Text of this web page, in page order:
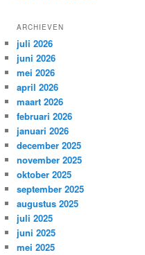
ARCHIEVEN
juli 2026
juni 2026
mei 2026
april 2026
maart 2026
februari 2026
januari 2026
december 2025
november 2025
oktober 2025
september 2025
augustus 2025
juli 2025
juni 2025
mei 2025